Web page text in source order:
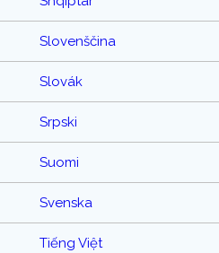
Slovenščina
Slovák
Srpski
Suomi
Svenska
Tiếng Việt